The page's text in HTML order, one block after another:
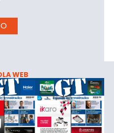
WEB